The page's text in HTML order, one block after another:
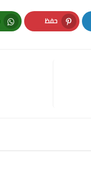
حفظ
Pinterest